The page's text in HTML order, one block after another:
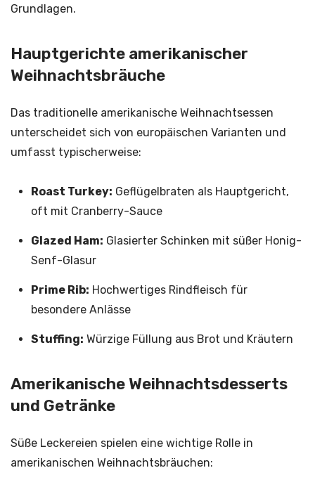
Grundlagen.
Hauptgerichte amerikanischer
Weihnachtsbräuche
Das traditionelle amerikanische Weihnachtsessen
unterscheidet sich von europäischen Varianten und
umfasst typischerweise:
Roast Turkey: Geflügelbraten als Hauptgericht,
oft mit Cranberry-Sauce
Glazed Ham: Glasierter Schinken mit süßer Honig-
Senf-Glasur
Prime Rib: Hochwertiges Rindfleisch für
besondere Anlässe
Stuffing: Würzige Füllung aus Brot und Kräutern
Amerikanische Weihnachtsdesserts
und Getränke
Süße Leckereien spielen eine wichtige Rolle in
amerikanischen Weihnachtsbräuchen: